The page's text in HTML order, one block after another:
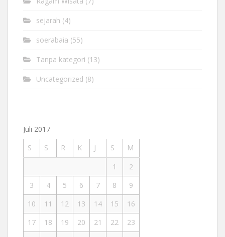
sejarah (4)
soerabaia (55)
Tanpa kategori (13)
Uncategorized (8)
Juli 2017
S
S R K J S
M
1
2
3
4 5 6 7 8
9
10
11 12 13 14 15
16
17
18 19 20 21 22
23